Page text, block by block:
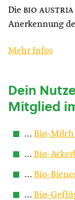
Die bio austria
Anerkennung
Mehr Infos
Dein
Mitglied
… Bio-
… Bio-
… Bio-
… Bio-